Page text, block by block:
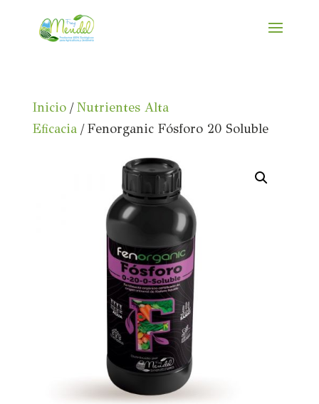
Inicio/Nutrientes Alta
Eficacia/ Fenorganic Fósforo 20 Soluble